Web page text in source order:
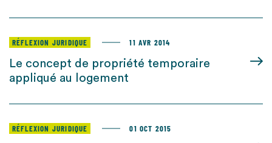
RÉFLEXION JURIDIQUE 11 AVR 2014
Le concept de propriété temporaire
appliqué au logement
RÉFLEXION JURIDIQUE 01 OCT 2015